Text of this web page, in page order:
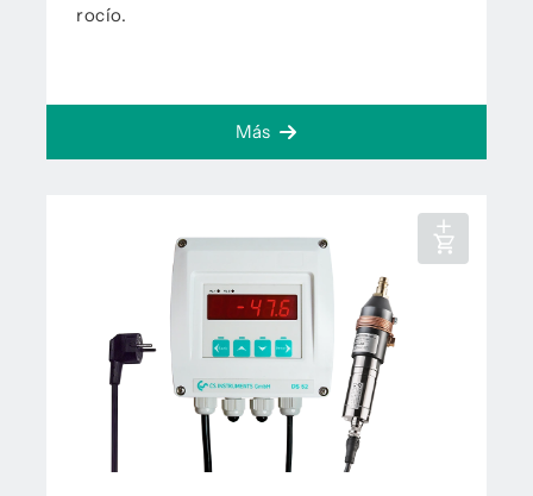
rocío.
Más